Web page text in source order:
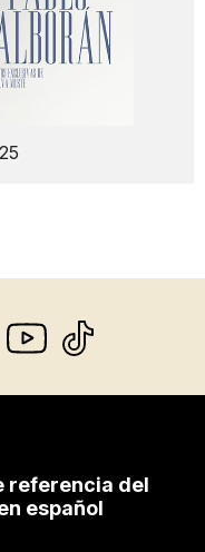
referencia del
español